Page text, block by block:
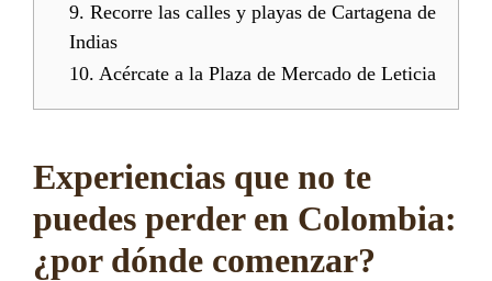
9. Recorre las calles y playas de Cartagena de
Indias
10. Acércate a la Plaza de Mercado de Leticia
Experiencias que no te
puedes perder en Colombia:
¿por dónde comenzar?